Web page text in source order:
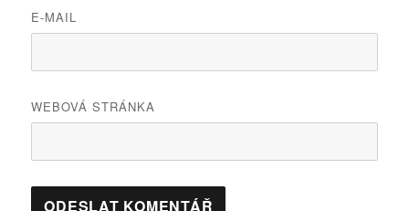
E-MAIL
WEBOVÁ STRÁNKA